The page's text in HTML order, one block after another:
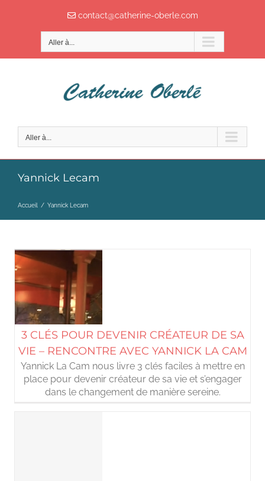
contact@catherine-oberle.com
Aller à...
Aller à...
Yannick Lecam
Accueil / Yannick Lecam
3 CLÉS POUR DEVENIR CRÉATEUR DE SA
VIE – RENCONTRE AVEC YANNICK LA CAM
Yannick La Cam nous livre 3 clés faciles à mettre en
place pour devenir créateur de sa vie et s’engager
dans le changement de manière sereine.